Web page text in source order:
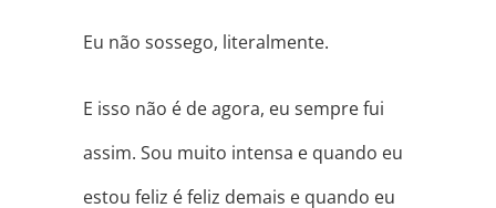
Eu não sossego, literalmente.
E isso não é de agora, eu sempre fui
assim. Sou muito intensa e quando eu
estou feliz é feliz demais e quando eu